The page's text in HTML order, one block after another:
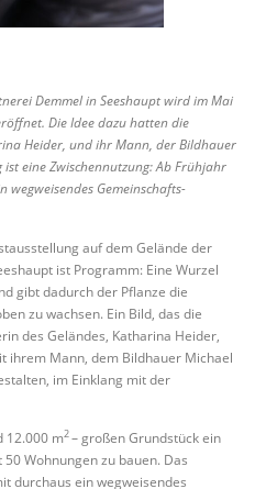
Demmel in Seeshaupt wird im Mai
Die Idee dazu hatten die
Heider, und ihr Mann, der Bildhauer
eine Zwischennutzung: Ab Frühjahr
Gemeinschafts-
auf dem Gelände der
ist Programm: Eine Wurzel
gibt dadurch der Pflanze die
zu wachsen. Ein Bild, das die
des Geländes, Katharina Heider,
ihrem Mann, dem Bildhauer Michael
im Einklang mit der
12.000 m2– großen Grundstück ein
Wohnungen zu bauen. Das
durchaus ein wegweisendes